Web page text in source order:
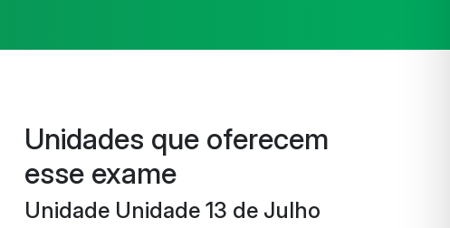
Unidades que oferecem
esse exame
Unidade Unidade 13 de Julho